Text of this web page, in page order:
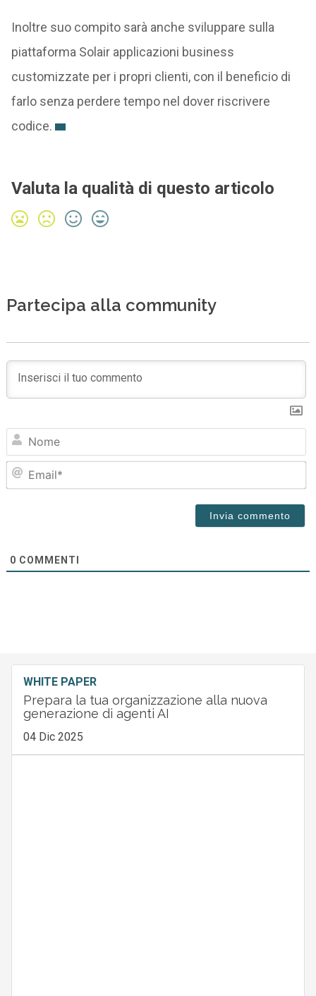
Inoltre suo compito sarà anche sviluppare sulla
piattaforma Solair applicazioni business
customizzate per i propri clienti, con il beneficio di
farlo senza perdere tempo nel dover riscrivere
codice.
Valuta la qualità di questo articolo
Partecipa alla community
0 COMMENTI
WHITE PAPER
Prepara la tua organizzazione alla nuova
generazione di agenti AI
04 Dic 2025